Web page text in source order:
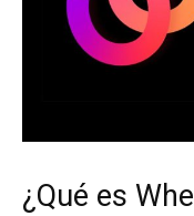
¿Qué es